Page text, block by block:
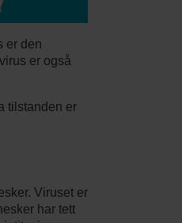
er den
er også
tilstanden er
Viruset er
har tett